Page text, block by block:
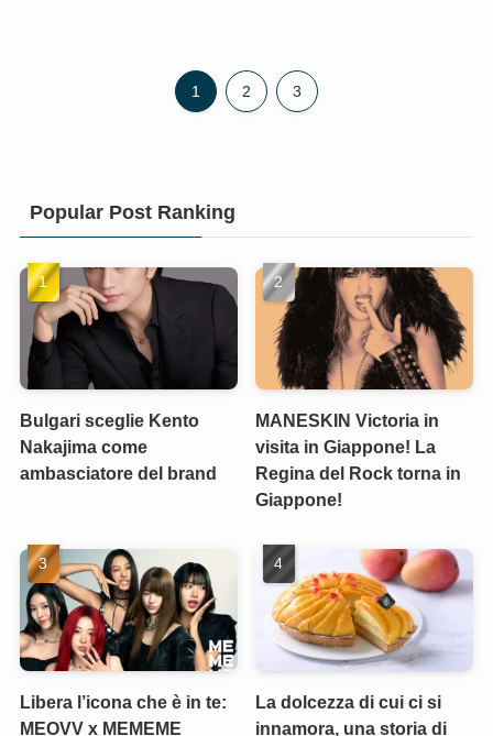
1 2 3
Popular Post Ranking
Bulgari sceglie Kento
Nakajima come
ambasciatore del brand
MANESKIN Victoria in
visita in Giappone! La
Regina del Rock torna in
Giappone!
Libera l’icona che è in te:
MEOVV x MEMEME
La dolcezza di cui ci si
innamora, una storia di